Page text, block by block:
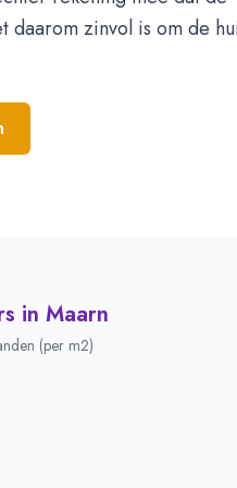
daarom zinvol is om de
in Maarn
(per m2)